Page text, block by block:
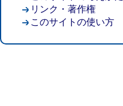
リンク・著作権
このサイトの使い方